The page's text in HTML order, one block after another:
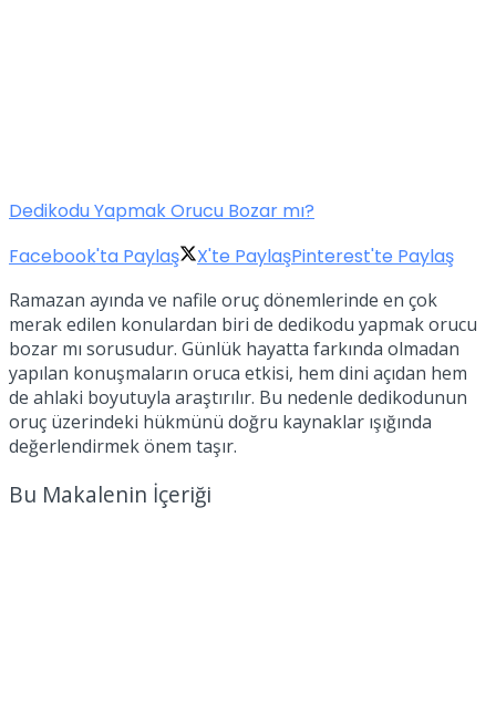
Dedikodu Yapmak Orucu Bozar mı?
Facebook'ta Paylaş
X'te PaylaşPinterest'te Paylaş
Ramazan ayında ve nafile oruç dönemlerinde en çok
merak edilen konulardan biri de dedikodu yapmak orucu
bozar mı sorusudur. Günlük hayatta farkında olmadan
yapılan konuşmaların oruca etkisi, hem dini açıdan hem
de ahlaki boyutuyla araştırılır. Bu nedenle dedikodunun
oruç üzerindeki hükmünü doğru kaynaklar ışığında
değerlendirmek önem taşır.
Bu Makalenin İçeriği